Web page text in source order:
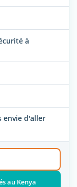
à
envie d'aller
au Kenya